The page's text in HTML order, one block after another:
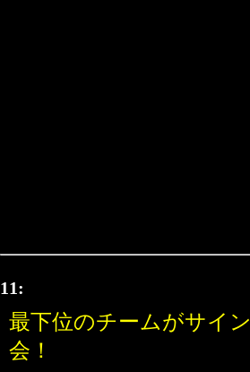
11:
最下位のチームがサイン
会！